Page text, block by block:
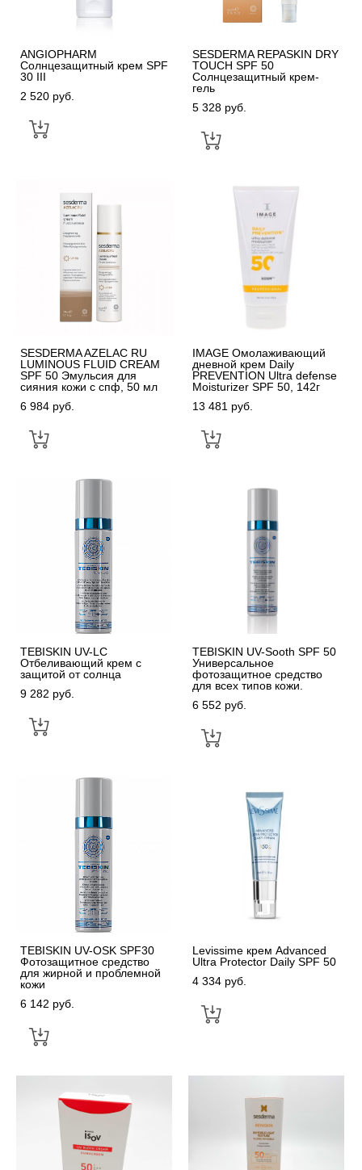
ANGIOPHARM
Солнцезащитный крем SPF
30 III
2 520 pуб.
SESDERMA REPASKIN DRY
TOUCH SPF 50
Солнцезащитный крем-
гель
5 328 pуб.
SESDERMA AZELAC RU
LUMINOUS FLUID CREAM
SPF 50 Эмульсия для
сияния кожи с спф, 50 мл
6 984 pуб.
IMAGE Омолаживающий
дневной крем Daily
PREVENTION Ultra defense
Moisturizer SPF 50, 142г
13 481 pуб.
TEBISKIN UV-LC
Отбеливающий крем с
защитой от солнца
9 282 pуб.
TEBISKIN UV-Sooth SPF 50
Универсальное
фотозащитное средство
для всех типов кожи.
6 552 pуб.
TEBISKIN UV-OSK SPF30
Фотозащитное средство
для жирной и проблемной
кожи
6 142 pуб.
Levissime крем Advanced
Ultra Protector Daily SPF 50
4 334 pуб.